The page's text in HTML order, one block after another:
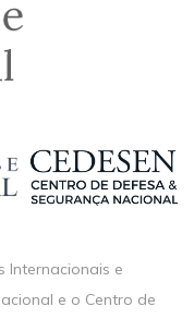
Internacionais e
e o Centro de